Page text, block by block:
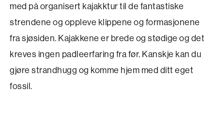
med på organisert kajakktur til de fantastiske
strendene og oppleve klippene og formasjonene
fra sjøsiden. Kajakkene er brede og stødige og det
kreves ingen padleerfaring fra før. Kanskje kan du
gjøre strandhugg og komme hjem med ditt eget
fossil.